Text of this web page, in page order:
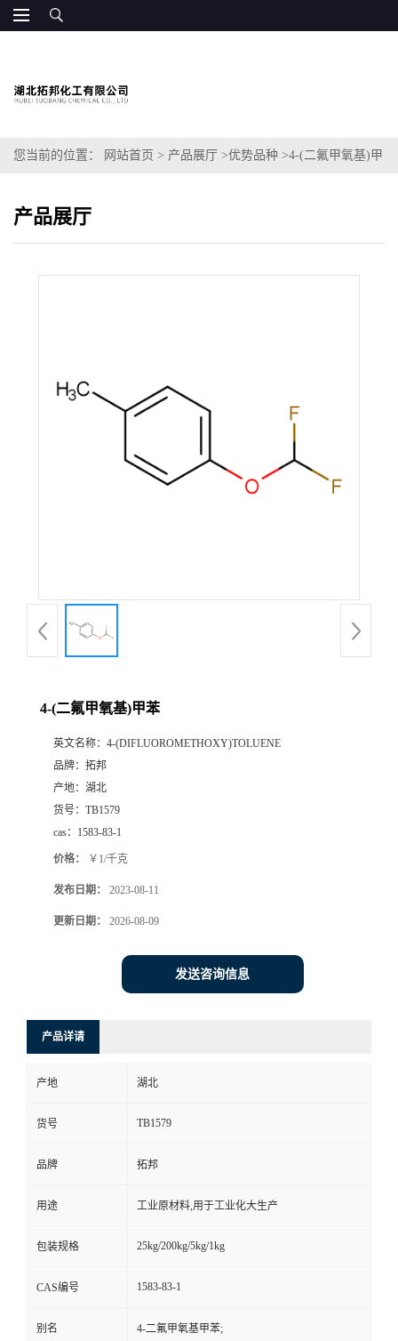
您当前的位置： 网站首页 > 产品展厅 >优势品种 >4-(二氟甲氧基)甲
产品展厅
4-(二氟甲氧基)甲苯
英文名称： 4-(DIFLUOROMETHOXY)TOLUENE
品牌： 拓邦
产地： 湖北
货号： TB1579
cas： 1583-83-1
价格： ￥1/千克
发布日期： 2023-08-11
更新日期： 2026-08-09
发送咨询信息
产品详请
产地 湖北
货号 TB1579
品牌 拓邦
用途 工业原材料,用于工业化大生产
包装规格 25kg/200kg/5kg/1kg
CAS编号 1583-83-1
别名 4-二氟甲氧基甲苯;